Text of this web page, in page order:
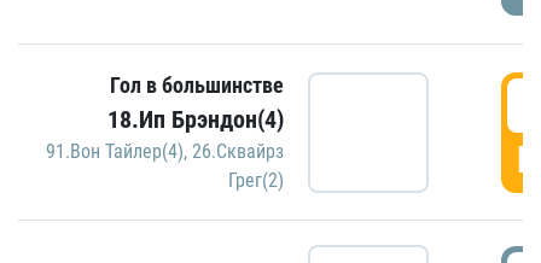
Гол в большинстве
18.Ип Брэндон(4)
91.Вон Тайлер(4), 26.Сквайрз
Грег(2)